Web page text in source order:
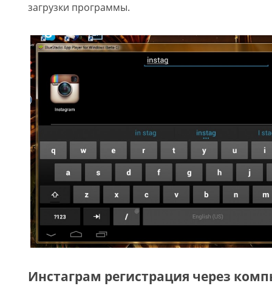
загрузки программы.
Инстаграм регистрация через